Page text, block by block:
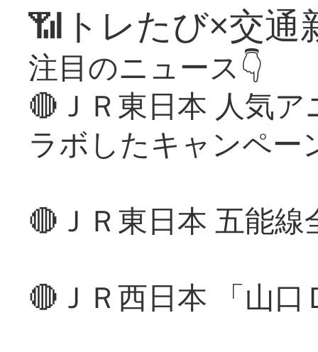
📶トレたび×交通
注目のニュース👇
🔴ＪＲ東日本 人気
ラボしたキャンペー
🔴ＪＲ東日本 五能
🔴ＪＲ西日本 「山